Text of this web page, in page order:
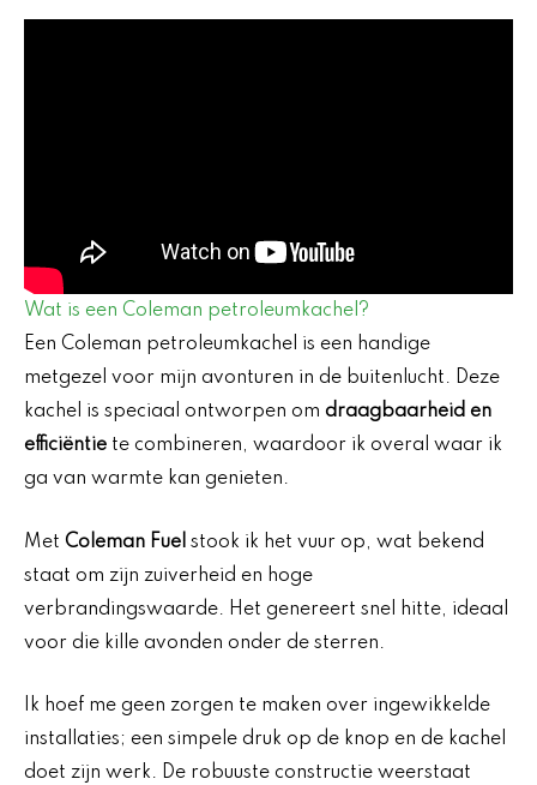
Wat is een Coleman petroleumkachel?
Een Coleman petroleumkachel is een handige
metgezel voor mijn avonturen in de buitenlucht. Deze
kachel is speciaal ontworpen om draagbaarheid en
efficiëntie te combineren, waardoor ik overal waar ik
ga van warmte kan genieten.
Met Coleman Fuel stook ik het vuur op, wat bekend
staat om zijn zuiverheid en hoge
verbrandingswaarde. Het genereert snel hitte, ideaal
voor die kille avonden onder de sterren.
Ik hoef me geen zorgen te maken over ingewikkelde
installaties; een simpele druk op de knop en de kachel
doet zijn werk. De robuuste constructie weerstaat